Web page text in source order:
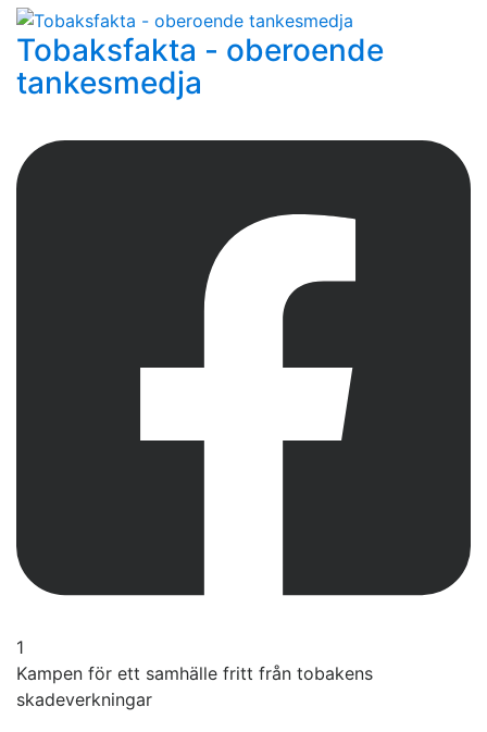
Tobaksfakta - oberoende
tankesmedja
1
Kampen för ett samhälle fritt från tobakens
skadeverkningar